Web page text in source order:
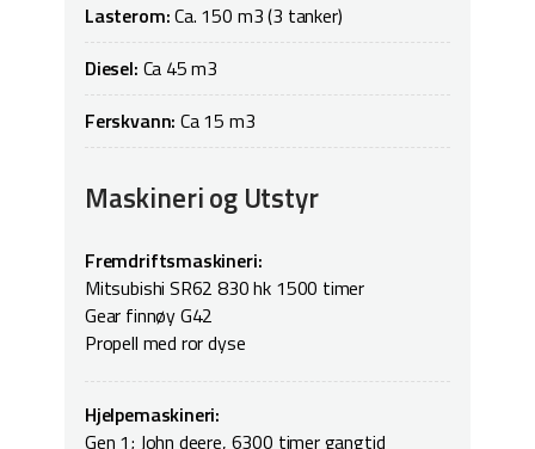
Lasterom:Ca. 150 m3 (3 tanker)
Diesel: Ca 45 m3
Ferskvann:Ca 15 m3
Maskineri og Utstyr
Fremdriftsmaskineri:
Mitsubishi SR62 830 hk 1500 timer
Gear finnøy G42
Propell med ror dyse
Hjelpemaskineri:
Gen 1; John deere, 6300 timer gangtid